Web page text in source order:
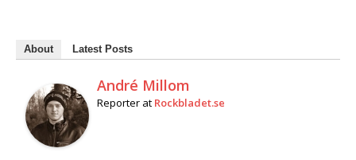
About Latest Posts
André Millom
Reporter at Rockbladet.se